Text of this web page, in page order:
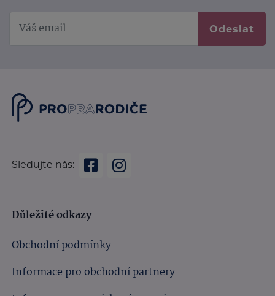
Odeslat
Sledujte nás:
Důležité odkazy
Obchodní podmínky
Informace pro obchodní partnery